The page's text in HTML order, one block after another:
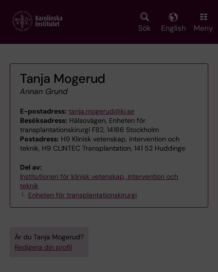
main
Sök English Meny
Tanja Mogerud
Annan Grund
E-postadress: tanja.mogerud@ki.se
Besöksadress: Hälsovägen, Enheten för
transplantationskirurgi F82, 14186 Stockholm
Postadress: H9 Klinisk vetenskap, intervention och
teknik, H9 CLINTEC Transplantation, 141 52 Huddinge
Del av:
Institutionen för klinisk vetenskap, intervention och
teknik
Enheten för transplantationskirurgi
Är du Tanja Mogerud?
Redigera din profil